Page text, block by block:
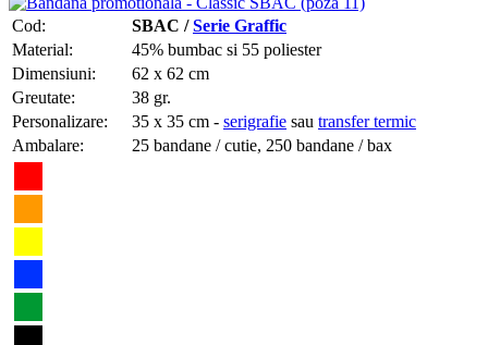
Cod: SBAC /Serie Graffic
Material:
45% bumbac si 55 poliester
Dimensiuni:
62 x 62 cm
Greutate:
38 gr.
Personalizare:
35 x 35 cm - serigrafie sau transfer termic
Ambalare:
25 bandane / cutie, 250 bandane / bax